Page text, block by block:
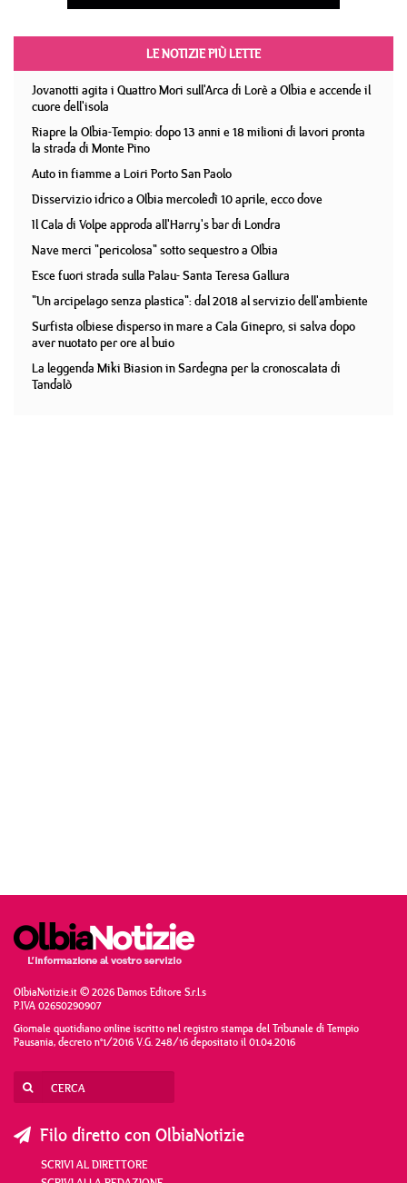
LE NOTIZIE PIÙ LETTE
Jovanotti agita i Quattro Mori sull'Arca di Lorè a Olbia e accende il
cuore dell'isola
Riapre la Olbia-Tempio: dopo 13 anni e 18 milioni di lavori pronta
la strada di Monte Pino
Auto in fiamme a Loiri Porto San Paolo
Disservizio idrico a Olbia mercoledì 10 aprile, ecco dove
Il Cala di Volpe approda all'Harry's bar di Londra
Nave merci "pericolosa" sotto sequestro a Olbia
Esce fuori strada sulla Palau- Santa Teresa Gallura
"Un arcipelago senza plastica": dal 2018 al servizio dell'ambiente
Surfista olbiese disperso in mare a Cala Ginepro, si salva dopo
aver nuotato per ore al buio
La leggenda Miki Biasion in Sardegna per la cronoscalata di
Tandalò
OlbiaNotizie.it © 2026 Damos Editore S.r.l.s
P.IVA 02650290907
Giornale quotidiano online iscritto nel registro stampa del Tribunale di Tempio
Pausania, decreto n°1/2016 V.G. 248/16 depositato il 01.04.2016
Filo diretto con OlbiaNotizie
SCRIVI AL DIRETTORE